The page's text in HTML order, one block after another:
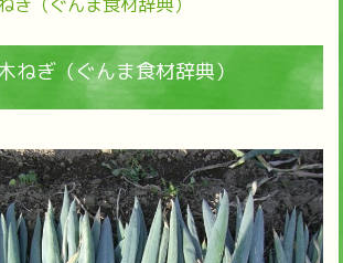
ねぎ（ぐんま食材辞典）